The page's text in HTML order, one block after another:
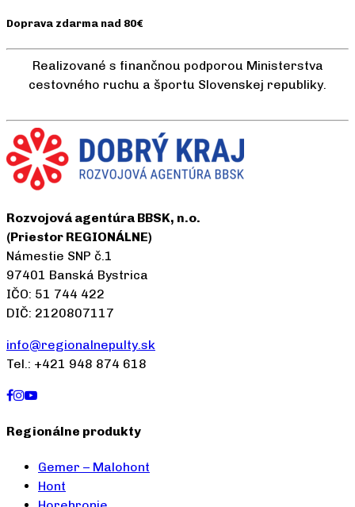
Doprava zdarma nad 80€
Realizované s finančnou podporou Ministerstva
cestovného ruchu a športu Slovenskej republiky.
Rozvojová agentúra BBSK, n.o.
(Priestor REGIONÁLNE)
Námestie SNP č.1
97401 Banská Bystrica
IČO: 51 744 422
DIČ: 2120807117
info@regionalnepulty.sk
Tel.: +421 948 874 618
Regionálne produkty
Gemer – Malohont
Hont